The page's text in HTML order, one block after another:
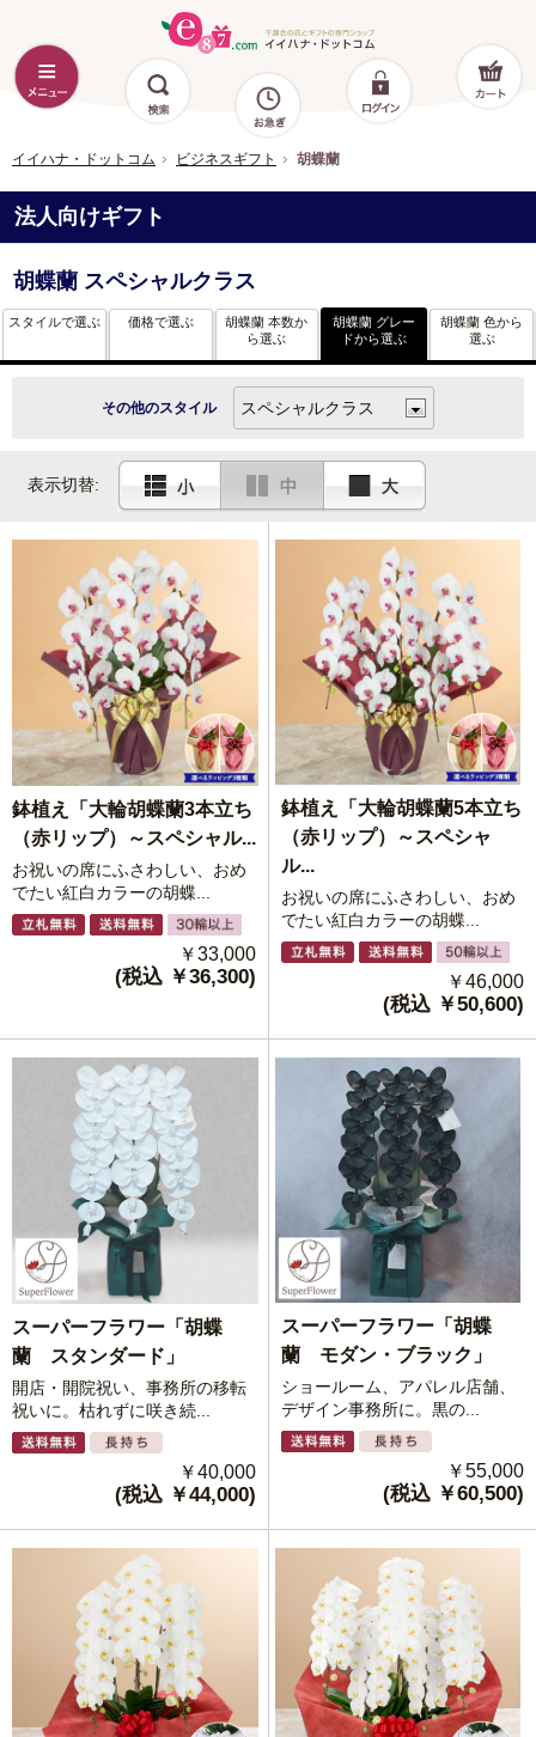
イイハナ・ドットコム ビジネスギフト 胡蝶蘭
法人向けギフト
胡蝶蘭 スペシャルクラス
スタイルで選ぶ 価格で選ぶ
胡蝶蘭 本数か
ら選ぶ
胡蝶蘭 グレー
ドから選ぶ
胡蝶蘭 色から
選ぶ
その他のスタイル
表示切替:
鉢植え「大輪胡蝶蘭3本立ち
（赤リップ）～スペシャル...
お祝いの席にふさわしい、おめ
でたい紅白カラーの胡蝶...
￥33,000
(税込 ￥36,300)
鉢植え「大輪胡蝶蘭5本立ち
（赤リップ）～スペシャ
ル...
お祝いの席にふさわしい、おめ
でたい紅白カラーの胡蝶...
￥46,000
(税込 ￥50,600)
スーパーフラワー「胡蝶
蘭 スタンダード」
開店・開院祝い、事務所の移転
祝いに。枯れずに咲き続...
￥40,000
(税込 ￥44,000)
スーパーフラワー「胡蝶
蘭 モダン・ブラック」
ショールーム、アパレル店舗、
デザイン事務所に。黒の...
￥55,000
(税込 ￥60,500)